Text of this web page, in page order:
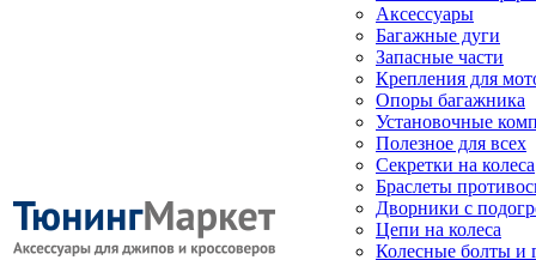
Аксессуары
Багажные дуги
Запасные части
Крепления для
Опоры багажника
Установочные
Полезное для всех
Секретки на колеса
Браслеты
Дворники с
Цепи на колеса
Колесные болты и